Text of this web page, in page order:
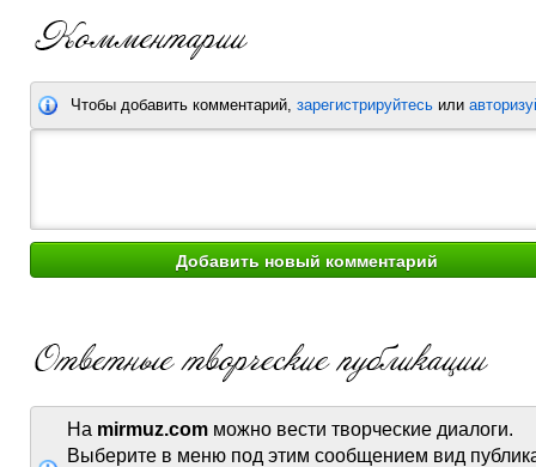
Чтобы добавить комментарий, зарегистрируйтесь или
На mirmuz.com можно вести творческие диалоги.
Выберите в меню под этим сообщением вид